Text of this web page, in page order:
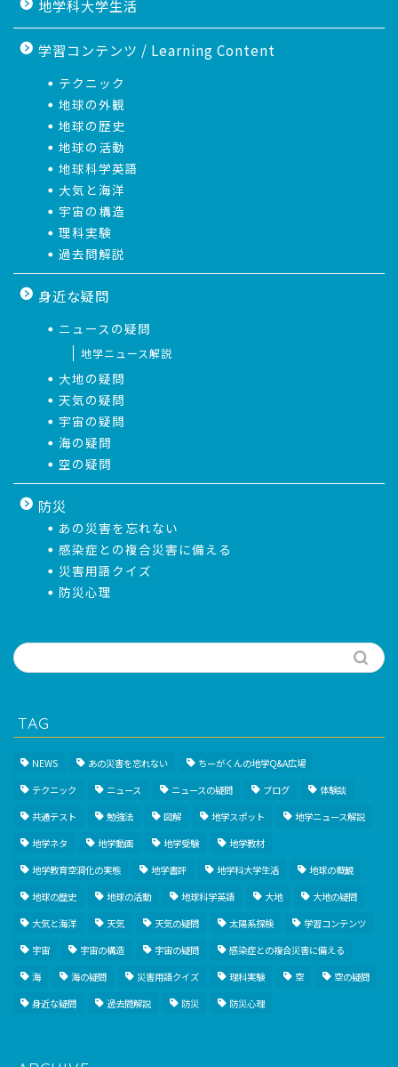
地学科大学生活
学習コンテンツ / Learning Content
テクニック
地球の外観
地球の歴史
地球の活動
地球科学英語
大気と海洋
宇宙の構造
理科実験
過去問解説
身近な疑問
ニュースの疑問
地学ニュース解説
大地の疑問
天気の疑問
宇宙の疑問
海の疑問
空の疑問
防災
あの災害を忘れない
感染症との複合災害に備える
災害用語クイズ
防災心理
TAG
NEWS あの災害を忘れない
ちーがくんの地学Q&A広場
テクニック
ニュース ニュースの疑問 ブログ
体験談
共通テスト
勉強法 図解 地学スポット
地学ニュース解説
地学ネタ
地学動画 地学受験
地学教材
地学教育空洞化の実態
地学書評 地学科大学生活
地球の概観
地球の歴史
地球の活動 地球科学英語 大地
大地の疑問
大気と海洋
天気 天気の疑問 太陽系探検
学習コンテンツ
宇宙
宇宙の構造 宇宙の疑問
感染症との複合災害に備える
海
海の疑問 災害用語クイズ 理科実験 空
空の疑問
身近な疑問
過去問解説 防災 防災心理